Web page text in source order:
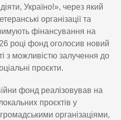
Україно!», через який
організації та
фінансування на
році фонд оголосив новий
з можливістю залучення до
проєкти.
фонд реалізовував на
проєктів у
організаціями,